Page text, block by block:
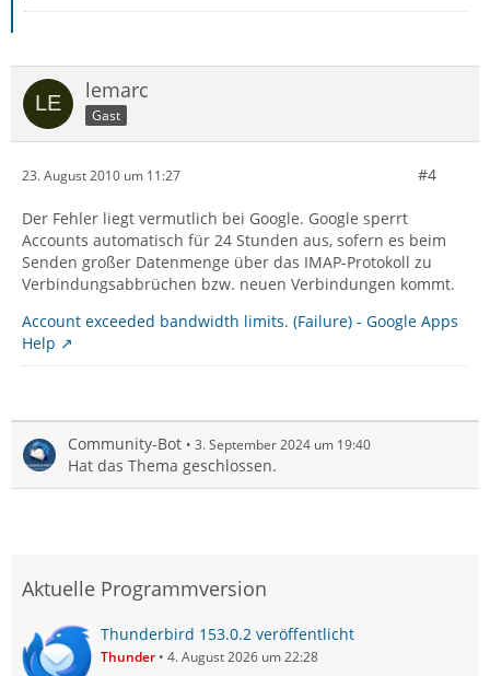
lemarc
Gast
23. August 2010 um 11:27 #4
Der Fehler liegt vermutlich bei Google. Google sperrt
Accounts automatisch für 24 Stunden aus, sofern es beim
Senden großer Datenmenge über das IMAP-Protokoll zu
Verbindungsabbrüchen bzw. neuen Verbindungen kommt.
Account exceeded bandwidth limits. (Failure) - Google Apps
Help
Community-Bot 3. September 2024 um 19:40
Hat das Thema geschlossen.
Aktuelle Programmversion
Thunderbird 153.0.2 veröffentlicht
Thunder 4. August 2026 um 22:28